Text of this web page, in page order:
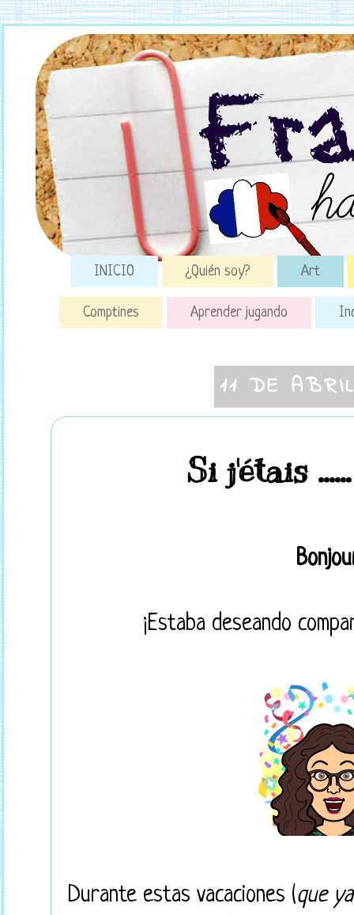
INICIO ¿Quién soy? Art
Comptines Aprender jugando
11 DE
Si j'étais
¡Estaba deseando
Durante estas vacaciones (que